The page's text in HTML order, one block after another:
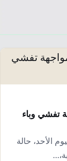
تفشي وباء
الأحد، حالة